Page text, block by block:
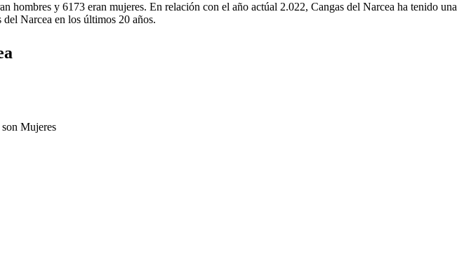
hombres y 6173 eran mujeres. En relación con el año actúal 2.022, Cangas del Narcea ha tenido una
Narcea en los últimos 20 años.
Mujeres